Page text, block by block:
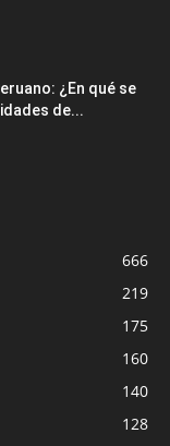
¿En qué se
de...
666
219
175
160
140
128